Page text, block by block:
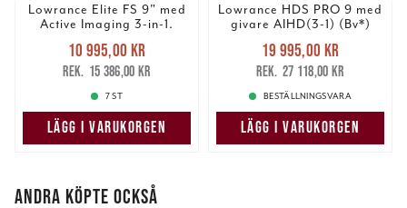
Lowrance Elite FS 9" med
Active Imaging 3-in-1.
Nuvarande pris
10 995,00 krTidigare pris
15 386,00 kr
10 995,00 kr
15 386,00 kr
7 ST
LÄGG I VARUKORGEN
Lowrance HDS PRO 9 med
givare AIHD(3-1) (Bv*)
Nuvarande pris
19 995,00 krTidigare pris
27 118,00 kr
19 995,00 kr
27 118,00 kr
BESTÄLLNINGSVARA
LÄGG I VARUKORGEN
ANDRA KÖPTE OCKSÅ